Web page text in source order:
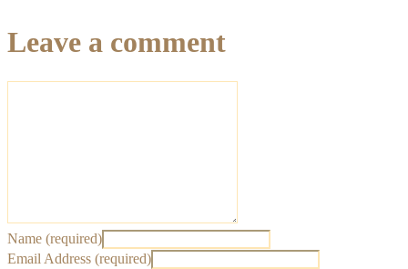
Leave a comment
Name (required)
Email Address (required)